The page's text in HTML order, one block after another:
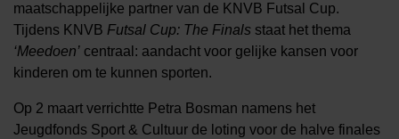
maatschappelijke partner van de KNVB Futsal Cup.
Tijdens KNVB Futsal Cup: The Finals staat het thema
‘Meedoen’ centraal: aandacht voor gelijke kansen voor
kinderen om te kunnen sporten.
Op 2 maart verrichtte Petra Bosman namens het
Jeugdfonds Sport & Cultuur de loting voor de halve finales